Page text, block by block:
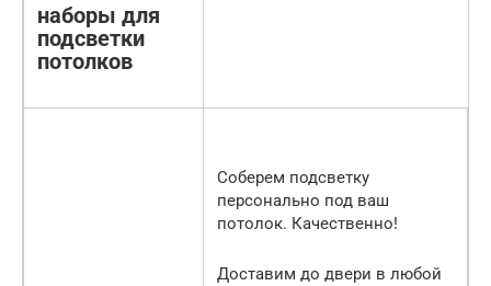
наборы для
подсветки
потолков
Соберем подсветку
персонально под ваш
потолок. Качественно!
Доставим до двери в любой